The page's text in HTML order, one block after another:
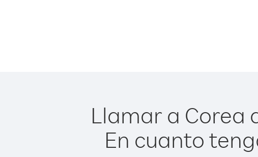
Llamar a Corea
En cuanto